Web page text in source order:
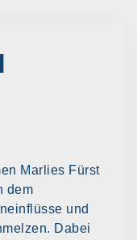
Marlies Fürst
dem
und
Dabei